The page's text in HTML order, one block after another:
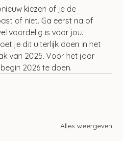
kiezen of je de
of niet. Ga eerst na of
voordelig is voor jou.
je dit uiterlijk doen in het
van 2025. Voor het jaar
2026 te doen.
Alles weergeven